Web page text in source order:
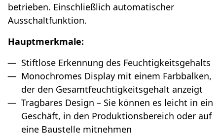
betrieben. Einschließlich automatischer
Ausschaltfunktion.
Hauptmerkmale:
Stiftlose Erkennung des Feuchtigkeitsgehalts
Monochromes Display mit einem Farbbalken,
der den Gesamtfeuchtigkeitsgehalt anzeigt
Tragbares Design – Sie können es leicht in ein
Geschäft, in den Produktionsbereich oder auf
eine Baustelle mitnehmen